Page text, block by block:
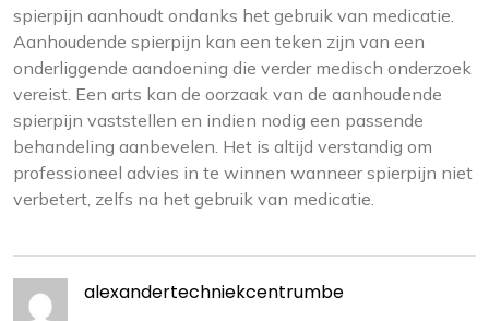
spierpijn aanhoudt ondanks het gebruik van medicatie.
Aanhoudende spierpijn kan een teken zijn van een
onderliggende aandoening die verder medisch onderzoek
vereist. Een arts kan de oorzaak van de aanhoudende
spierpijn vaststellen en indien nodig een passende
behandeling aanbevelen. Het is altijd verstandig om
professioneel advies in te winnen wanneer spierpijn niet
verbetert, zelfs na het gebruik van medicatie.
alexandertechniekcentrumbe